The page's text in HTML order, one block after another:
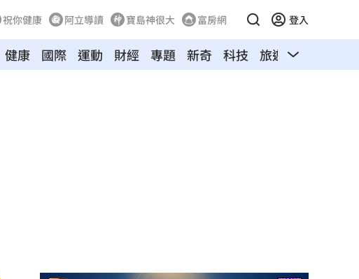
祝你健康 阿立導讀 寶島神很大 富房網 登入
健康 國際 運動 財經 專題 新奇 科技 旅遊 汽車